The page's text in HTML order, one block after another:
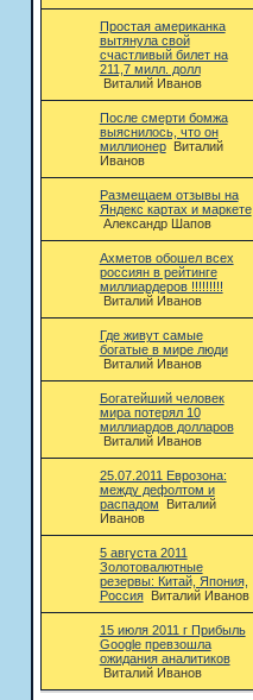
Простая американка
вытянула свой
счастливый билет на
211,7 милл. долл
Виталий Иванов
После смерти бомжа
выяснилось, что он
миллионер
Виталий
Иванов
Размещаем отзывы на
Яндекс картах и маркете
Александр Шапов
Ахметов обошел всех
россиян в рейтинге
миллиардеров !!!!!!!!!
Виталий Иванов
Где живут самые
богатые в мире люди
Виталий Иванов
Богатейший человек
мира потерял 10
миллиардов долларов
Виталий Иванов
25.07.2011 Еврозона:
между дефолтом и
распадом
Виталий
Иванов
5 августа 2011
Золотовалютные
резервы: Китай, Япония,
Россия
Виталий Иванов
15 июля 2011 г Прибыль
Google превзошла
ожидания аналитиков
Виталий Иванов